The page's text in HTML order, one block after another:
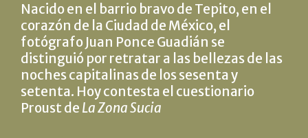
Nacido en el barrio bravo de Tepito, en el
corazón de la Ciudad de México, el
fotógrafo Juan Ponce Guadián se
distinguió por retratar a las bellezas de las
noches capitalinas de los sesenta y
setenta. Hoy contesta el cuestionario
Proust de La Zona Sucia